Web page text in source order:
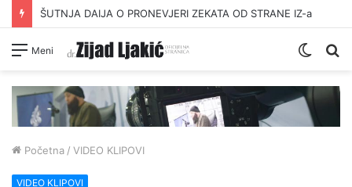
ŠUTNJA DAIJA O PRONEVJERI ZEKATA OD STRANE IZ-a
Meni
Switch
Početna / VIDEO KLIPOVI
VIDEO KLIPOVI